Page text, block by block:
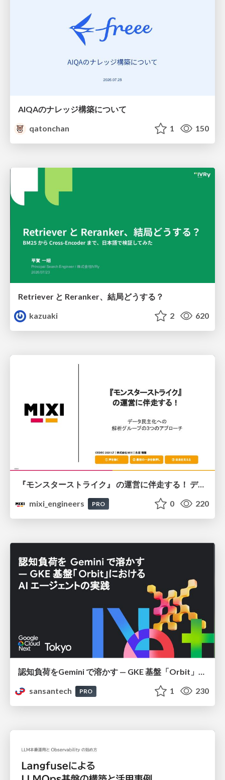
AIQAのナレッジ構築について
qatonchan
1 150
Retriever と Reranker、結局どうする？
kazuaki
2 620
『モンスターストライク』 の運営に伴走する！ データ民主化への 解析グループの3つのアプローチ
mixi_engineers
PRO 0 220
認知負荷をGemini で溶かす — GKE 基盤「Orbit」における AI エージェントの実践
sansantech
PRO 1 230